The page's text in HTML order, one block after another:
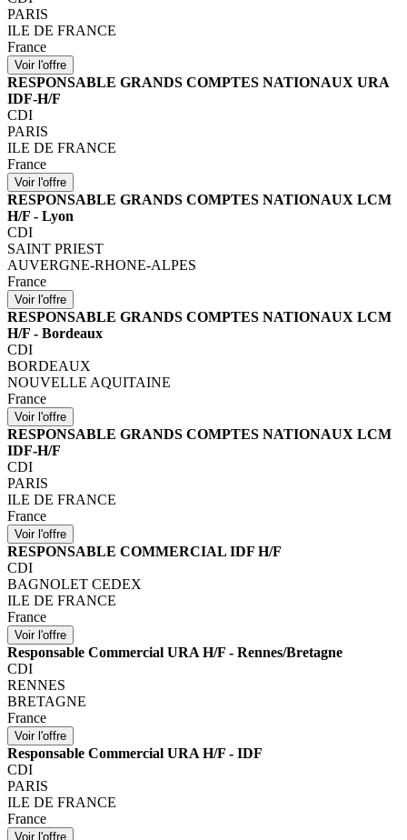
PARIS
ILE DE FRANCE
France
RESPONSABLE GRANDS COMPTES NATIONAUX URA
IDF-H/F
CDI
PARIS
ILE DE FRANCE
France
RESPONSABLE GRANDS COMPTES NATIONAUX LCM
H/F - Lyon
CDI
SAINT PRIEST
AUVERGNE-RHONE-ALPES
France
RESPONSABLE GRANDS COMPTES NATIONAUX LCM
H/F - Bordeaux
CDI
BORDEAUX
NOUVELLE AQUITAINE
France
RESPONSABLE GRANDS COMPTES NATIONAUX LCM
IDF-H/F
CDI
PARIS
ILE DE FRANCE
France
RESPONSABLE COMMERCIAL IDF H/F
CDI
BAGNOLET CEDEX
ILE DE FRANCE
France
Responsable Commercial URA H/F - Rennes/Bretagne
CDI
RENNES
BRETAGNE
France
Responsable Commercial URA H/F - IDF
CDI
PARIS
ILE DE FRANCE
France